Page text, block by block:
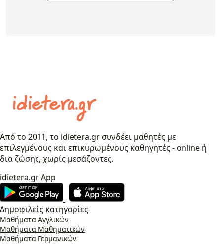
Από το 2011, το idietera.gr συνδέει μαθητές με
επιλεγμένους και επικυρωμένους καθηγητές - online ή
δια ζώσης, χωρίς μεσάζοντες.
idietera.gr App
Δημοφιλείς κατηγορίες
Μαθήματα Αγγλικών
Μαθήματα Μαθηματικών
Μαθήματα Γερμανικών